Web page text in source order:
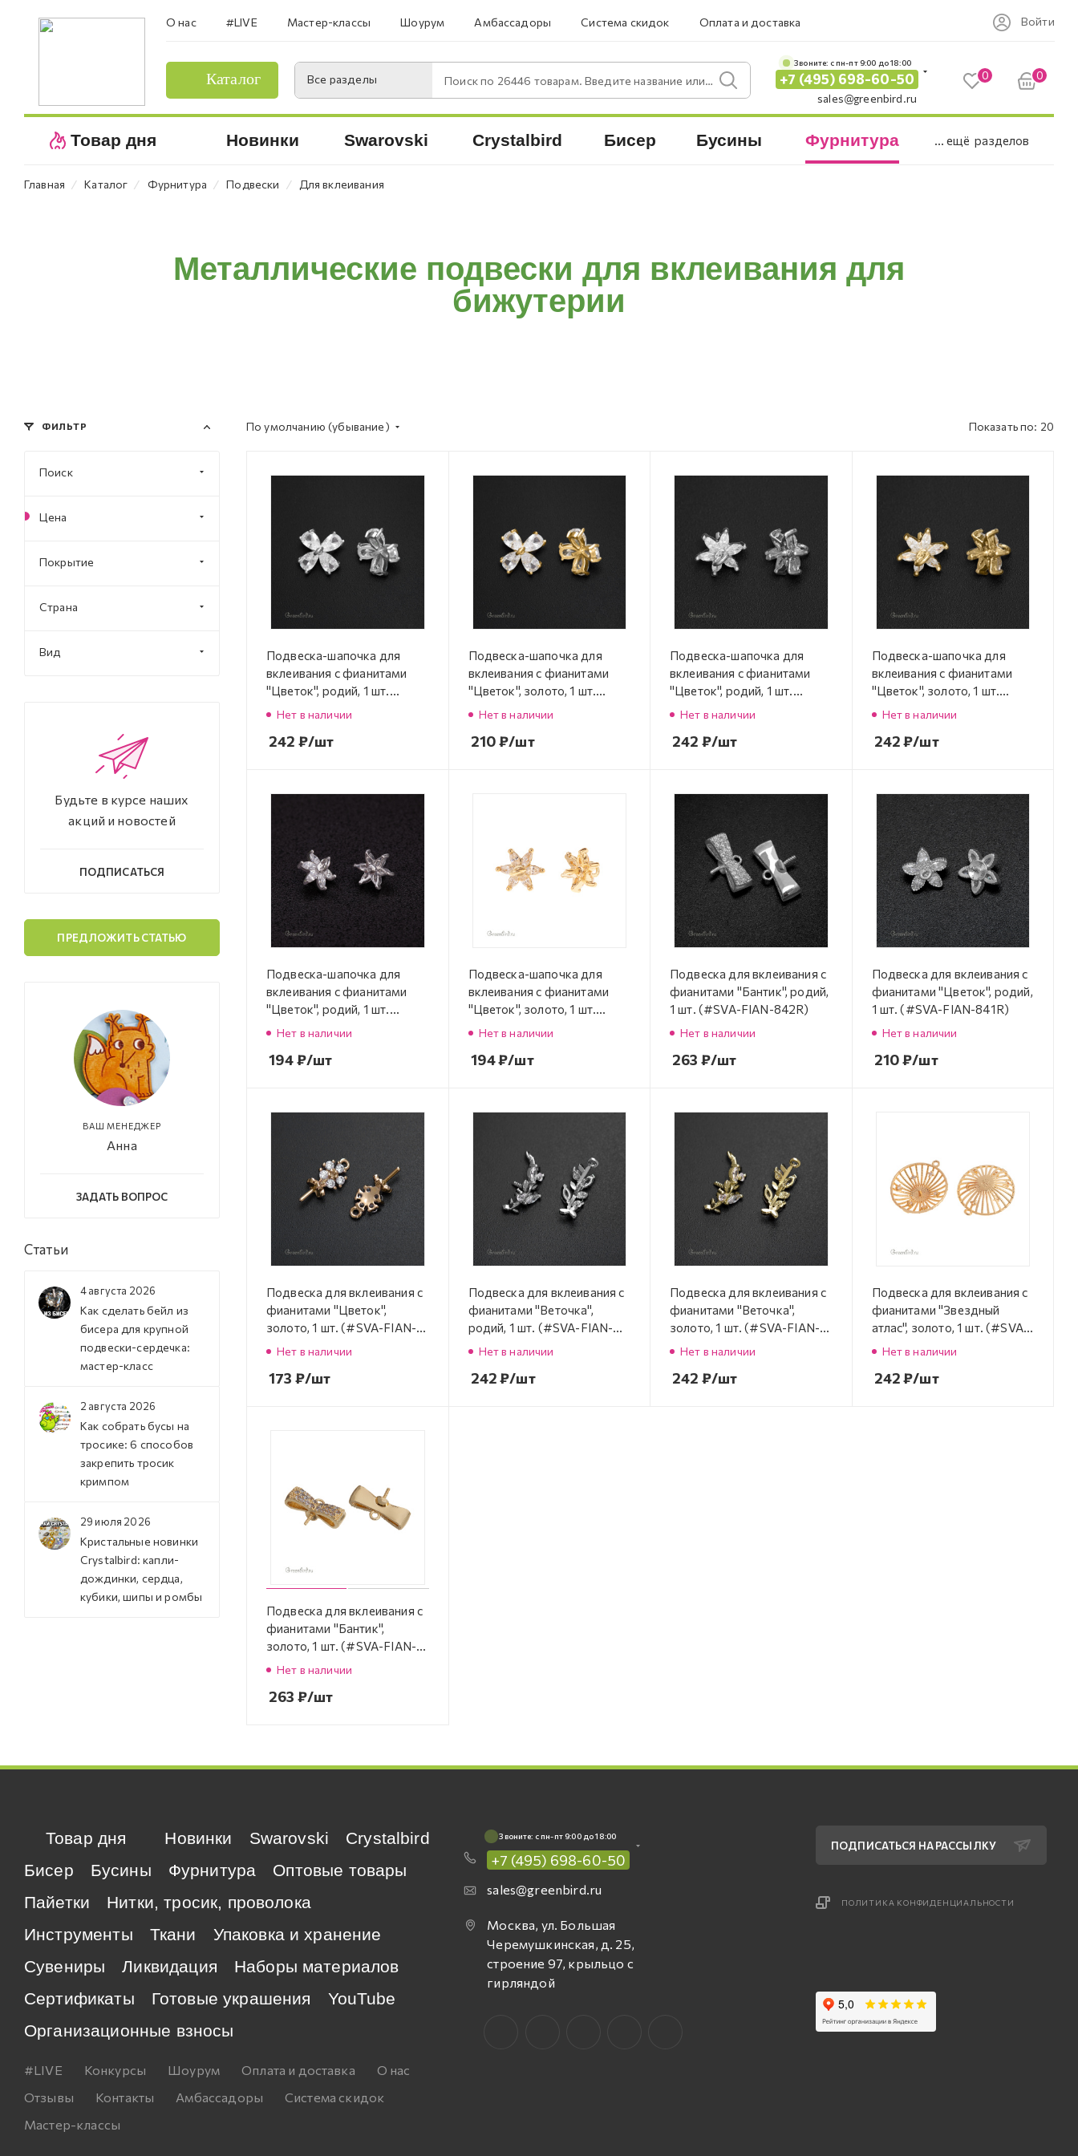
О нас #LIVE Мастер-классы Шоурум Амбассадоры Система скидок Оплата и доставка Войти
Каталог Все разделы Поиск по 26446 товарам. Введите название или артикул.
Звоните: c пн-пт 9:00 до 18:00
+7 (495) 698-60-50
sales@greenbird.ru
0 0
Товар дня Новинки Swarovski Crystalbird Бисер Бусины Фурнитура ... ещё разделов
Главная ⁄ Каталог ⁄ Фурнитура ⁄ Подвески ⁄ Для вклеивания
Металлические подвески для вклеивания для
бижутерии
По умолчанию (убывание) Показать по: 20
Подвеска-шапочка для
вклеивания с фианитами
"Цветок", родий, 1 шт.
(#SVA-FIAN-846R)
Нет в наличии
242 ₽/шт
Подвеска-шапочка для
вклеивания с фианитами
"Цветок", золото, 1 шт.
(#SVA-FIAN-846LG)
Нет в наличии
210₽/шт
Подвеска-шапочка для
вклеивания с фианитами
"Цветок", родий, 1 шт.
(#SVA-FIAN-845R)
Нет в наличии
242 ₽/шт
Подвеска-шапочка для
вклеивания с фианитами
"Цветок", золото, 1 шт.
(#SVA-FIAN-845LG)
Нет в наличии
242₽/шт
Подвеска-шапочка для
вклеивания с фианитами
"Цветок", родий, 1 шт.
(#SVA-FIAN-844R)
Нет в наличии
194₽/шт
Подвеска-шапочка для
вклеивания с фианитами
"Цветок", золото, 1 шт.
(#SVA-FIAN-844LG)
Нет в наличии
194₽/шт
Подвеска для вклеивания с
фианитами "Бантик", родий,
1 шт. (#SVA-FIAN-842R)
Нет в наличии
263 ₽/шт
Подвеска для вклеивания с
фианитами "Цветок", родий,
1 шт. (#SVA-FIAN-841R)
Нет в наличии
210₽/шт
Подвеска для вклеивания с
фианитами "Цветок",
золото, 1 шт. (#SVA-FIAN-
840G)
Нет в наличии
173 ₽/шт
Подвеска для вклеивания с
фианитами "Веточка",
родий, 1 шт. (#SVA-FIAN-
839R)
Нет в наличии
242₽/шт
Подвеска для вклеивания с
фианитами "Веточка",
золото, 1 шт. (#SVA-FIAN-
839G)
Нет в наличии
242 ₽/шт
Подвеска для вклеивания с
фианитами "Звездный
атлас", золото, 1 шт. (#SVA-
FIAN-800G)
Нет в наличии
242₽/шт
Подвеска для вклеивания с
фианитами "Бантик",
золото, 1 шт. (#SVA-FIAN-
842G)
Нет в наличии
263 ₽/шт
ФИЛЬТР
Поиск
Цена
Покрытие
Страна
Вид
Будьте в курсе наших
акций и новостей
ПОДПИСАТЬСЯ
ПРЕДЛОЖИТЬ СТАТЬЮ
ВАШ МЕНЕДЖЕР
Анна
ЗАДАТЬ ВОПРОС
Статьи
4 августа 2026
Как сделать бейл из
бисера для крупной
подвески-сердечка:
мастер-класс
2 августа 2026
Как собрать бусы на
тросике: 6 способов
закрепить тросик
кримпом
29 июля 2026
Кристальные новинки
Crystalbird: капли-
дождинки, сердца,
кубики, шипы и ромбы
Товар дня Новинки Swarovski
Crystalbird
Бисер
Бусины Фурнитура
Оптовые товары
Пайетки
Нитки, тросик, проволока
Инструменты
Ткани
Упаковка и хранение
Сувениры
Ликвидация
Наборы материалов
Сертификаты
Готовые украшения
YouTube
Организационные взносы
#LIVE Конкурсы Шоурум Оплата и доставка
О нас
Отзывы
Контакты Амбассадоры
Система скидок
Мастер-классы
Звоните: c пн-пт 9:00 до 18:00
+7 (495) 698-60-50
sales@greenbird.ru
Москва, ул. Большая
Черемушкинская, д. 25,
строение 97, крыльцо с
гирляндой
ПОДПИСАТЬСЯ НА РАССЫЛКУ
ПОЛИТИКА КОНФИДЕНЦИАЛЬНОСТИ